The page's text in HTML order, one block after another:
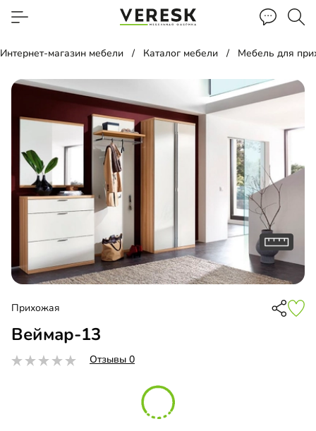
Интернет-магазин мебели Каталог мебели Мебель для
Прихожая
Веймар-13
Отзывы 0